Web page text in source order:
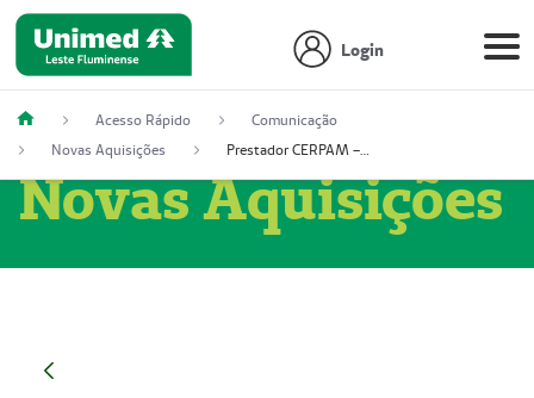
Login
Acesso Rápido
Comunicação
Novas Aquisições
Prestador CERPAM – Centro de Reabilitação S/S Ltda-ME (52004274-8)
Novas Aquisições